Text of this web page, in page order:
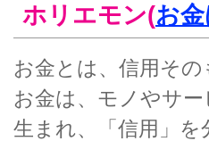
ホリエモン(お
お金とは、信用その
お金は、モノやサ
生まれ、「信用」